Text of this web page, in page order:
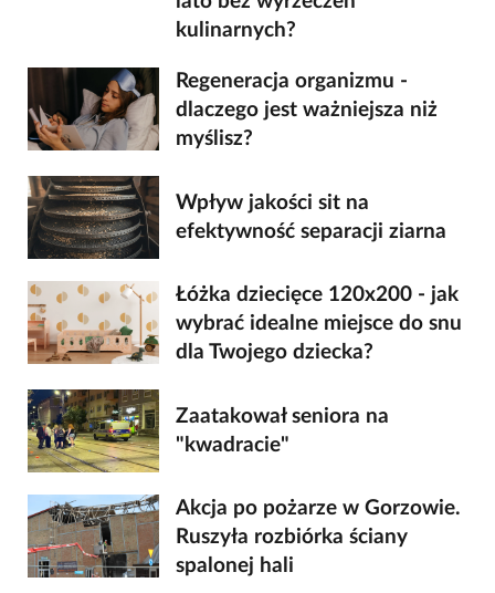
kulinarnych?
Regeneracja organizmu -
dlaczego jest ważniejsza niż
myślisz?
Wpływ jakości sit na
efektywność separacji ziarna
Łóżka dziecięce 120x200 - jak
wybrać idealne miejsce do snu
dla Twojego dziecka?
Zaatakował seniora na
"kwadracie"
Akcja po pożarze w Gorzowie.
Ruszyła rozbiórka ściany
spalonej hali